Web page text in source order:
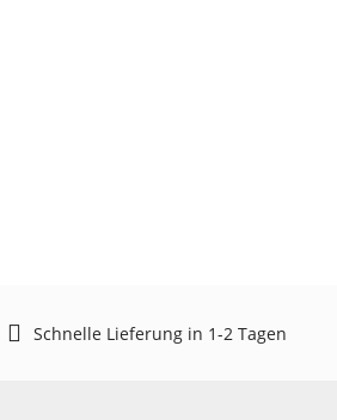
Schnelle Lieferung in 1-2 Tagen